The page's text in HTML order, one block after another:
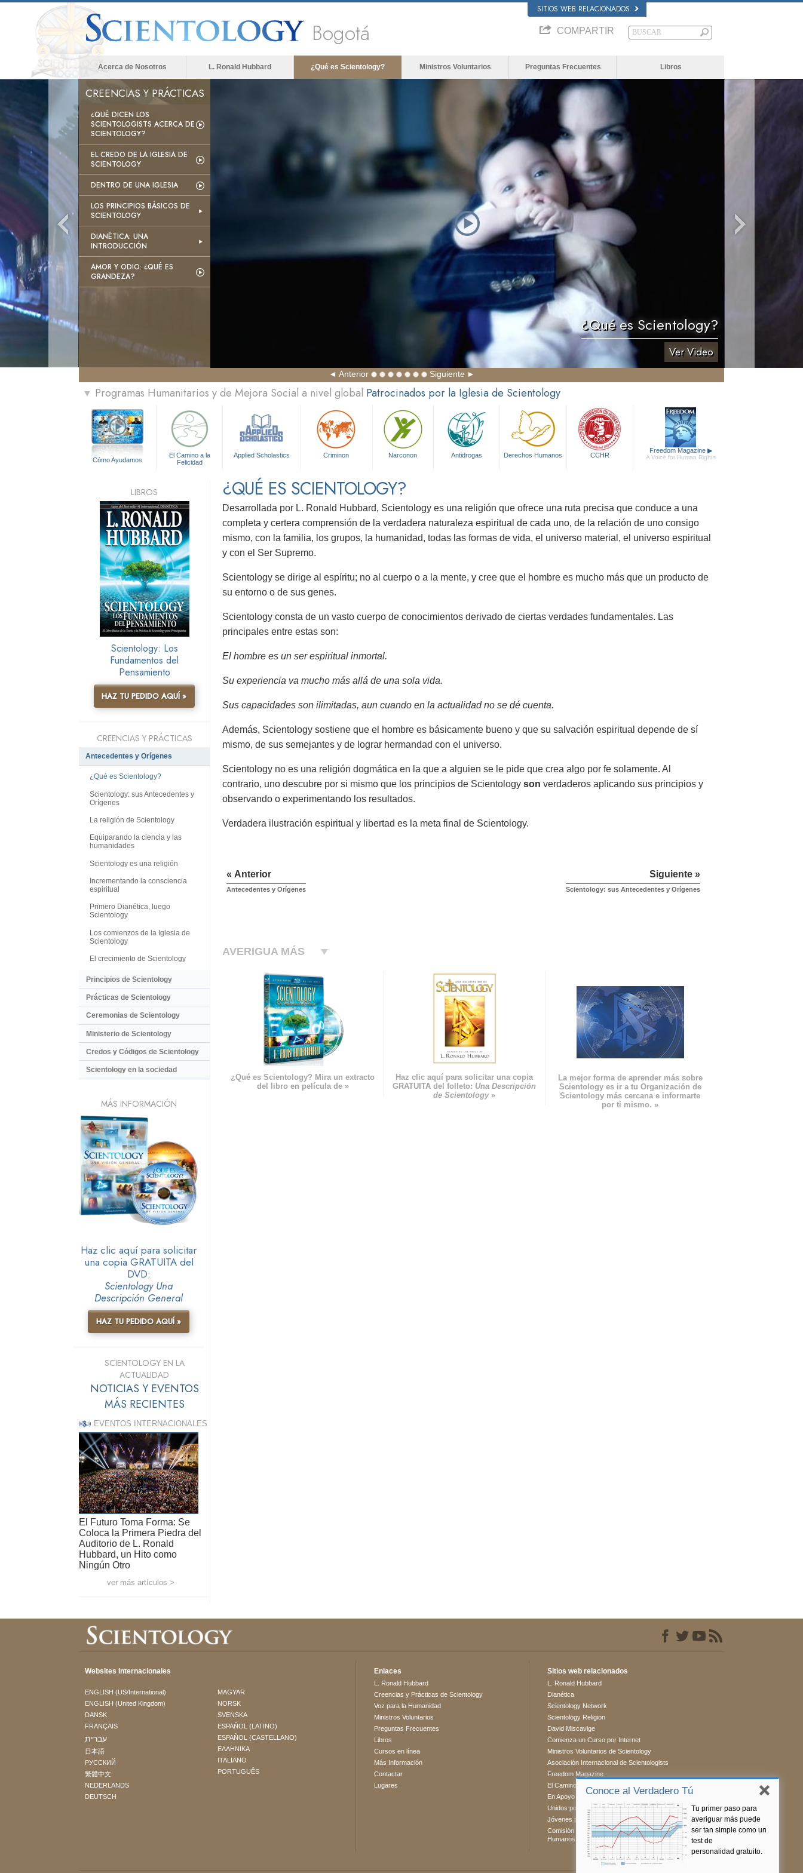
SITIOS WEB RELACIONADOS
Bogotá COMPARTIR
Acerca de Nosotros L. Ronald Hubbard ¿Qué es Scientology? Ministros Voluntarios Preguntas Frecuentes Libros
CREENCIAS Y PRÁCTICAS
¿QUÉ DICEN LOS
SCIENTOLOGISTS ACERCA DE
SCIENTOLOGY?
EL CREDO DE LA IGLESIA DE
SCIENTOLOGY
DENTRO DE UNA IGLESIA
LOS PRINCIPIOS BÁSICOS DE
SCIENTOLOGY
DIANÉTICA: UNA
INTRODUCCIÓN
AMOR Y ODIO: ¿QUÉ ES
GRANDEZA?
¿Qué es Scientology?
Ver Video
Anterior Siguiente
▼ Programas Humanitarios y de Mejora Social a nivel global Patrocinados por la Iglesia de Scientology
Cómo Ayudamos
El Camino a la
Felicidad
Applied Scholastics Criminon Narconon Antidrogas Derechos Humanos CCHR
Freedom Magazine ▶
A Voice for Human Rights
¿QUÉ ES SCIENTOLOGY?
Desarrollada por L. Ronald Hubbard, Scientology es una religión que ofrece una ruta precisa que conduce a una
completa y certera comprensión de la verdadera naturaleza espiritual de cada uno, de la relación de uno consigo
mismo, con la familia, los grupos, la humanidad, todas las formas de vida, el universo material, el universo espiritual
y con el Ser Supremo.
Scientology se dirige al espíritu; no al cuerpo o a la mente, y cree que el hombre es mucho más que un producto de
su entorno o de sus genes.
Scientology consta de un vasto cuerpo de conocimientos derivado de ciertas verdades fundamentales. Las
principales entre estas son:
El hombre es un ser espiritual inmortal.
Su experiencia va mucho más allá de una sola vida.
Sus capacidades son ilimitadas, aun cuando en la actualidad no se dé cuenta.
Además, Scientology sostiene que el hombre es básicamente bueno y que su salvación espiritual depende de sí
mismo, de sus semejantes y de lograr hermandad con el universo.
Scientology no es una religión dogmática en la que a alguien se le pide que crea algo por fe solamente. Al
contrario, uno descubre por si mismo que los principios de Scientology son verdaderos aplicando sus principios y
observando o experimentando los resultados.
Verdadera ilustración espiritual y libertad es la meta final de Scientology.
« Anterior
Antecedentes y Orígenes
Siguiente »
Scientology: sus Antecedentes y Orígenes
AVERIGUA MÁS
¿Qué es Scientology? Mira un extracto
del libro en película de »
Haz clic aquí para solicitar una copia
GRATUITA del folleto: Una Descripción
de Scientology»
La mejor forma de aprender más sobre
Scientology es ir a tu Organización de
Scientology más cercana e informarte
por ti mismo. »
LIBROS
Scientology: Los
Fundamentos del
Pensamiento
HAZ TU PEDIDO AQUÍ »
CREENCIAS Y PRÁCTICAS
Antecedentes y Orígenes
¿Qué es Scientology?
Scientology: sus Antecedentes y
Orígenes
La religión de Scientology
Equiparando la ciencia y las
humanidades
Scientology es una religión
Incrementando la consciencia
espiritual
Primero Dianética, luego
Scientology
Los comienzos de la Iglesia de
Scientology
El crecimiento de Scientology
Principios de Scientology
Prácticas de Scientology
Ceremonias de Scientology
Ministerio de Scientology
Credos y Códigos de Scientology
Scientology en la sociedad
MÁS INFORMACIÓN
Haz clic aquí para solicitar
una copia GRATUITA del
DVD:
Scientology Una
Descripción General
HAZ TU PEDIDO AQUÍ »
SCIENTOLOGY EN LA
ACTUALIDAD
NOTICIAS Y EVENTOS
MÁS RECIENTES
EVENTOS INTERNACIONALES
El Futuro Toma Forma: Se
Coloca la Primera Piedra del
Auditorio de L. Ronald
Hubbard, un Hito como
Ningún Otro
ver más artículos >
Conoce al Verdadero Tú
Tu primer paso para
averiguar más puede
ser tan simple como un
test de
personalidad gratuito.
Websites Internacionales
ENGLISH (US/International)
ENGLISH (United Kingdom)
DANSK
FRANÇAIS
עברית
日本語
РУССКИЙ
繁體中文
NEDERLANDS
DEUTSCH
MAGYAR
NORSK
SVENSKA
ESPAÑOL (LATINO)
ESPAÑOL (CASTELLANO)
ΕΛΛΗΝΙΚA
ITALIANO
PORTUGUÊS
Enlaces
L. Ronald Hubbard
Creencias y Prácticas de Scientology
Voz para la Humanidad
Ministros Voluntarios
Preguntas Frecuentes
Libros
Cursos en línea
Más Información
Contactar
Lugares
Sitios web relacionados
L. Ronald Hubbard
Dianética
Scientology Network
Scientology Religion
David Miscavige
Comienza un Curso por Internet
Ministros Voluntarios de Scientology
Asociación Internacional de Scientologists
Freedom Magazine
El Camino a la Felicidad
En Apoyo de Un Mundo Sin Drogas
Unidos por los Derechos Humanos
Jóvenes por los Derechos Humanos
Comisión de Ciudadanos por los Derechos
Humanos